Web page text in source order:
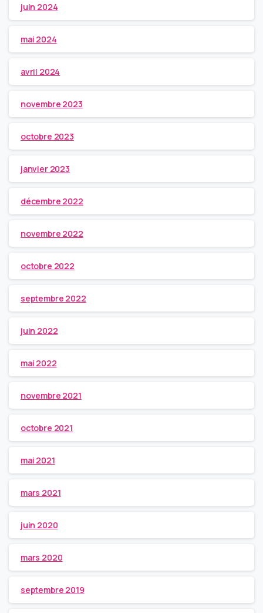
juin 2024
mai 2024
avril 2024
novembre 2023
octobre 2023
janvier 2023
décembre 2022
novembre 2022
octobre 2022
septembre 2022
juin 2022
mai 2022
novembre 2021
octobre 2021
mai 2021
mars 2021
juin 2020
mars 2020
septembre 2019